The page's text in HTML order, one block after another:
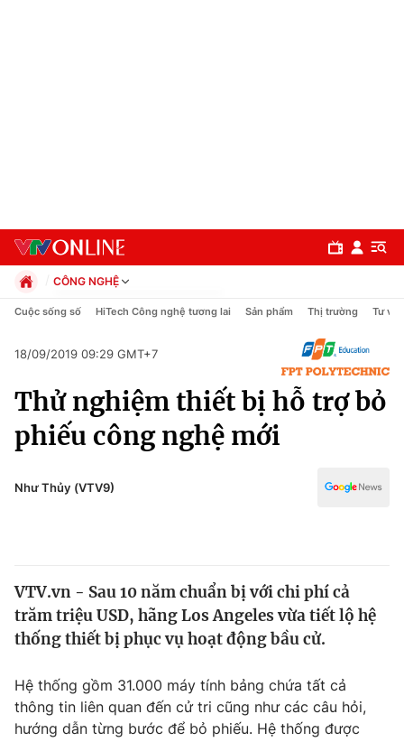
Chính trị
Thế giới
Thế giới đó đây
Câu chuyện quốc tế
Tài chính
Dữ liệu và đời sống
CÔNG NGHỆ
Chính trị
Pháp luật
Thể thao
Truyền hình
Văn hóa - Giải trí
Đời sống
Cuộc sống số HiTech Công nghệ tương lai Sản phẩm Thị trường Tư vấn
18/09/2019 09:29 GMT+7
Thử nghiệm thiết bị hỗ trợ bỏ
phiếu công nghệ mới
Như Thủy (VTV9)
VTV.vn - Sau 10 năm chuẩn bị với chi phí cả
trăm triệu USD, hãng Los Angeles vừa tiết lộ hệ
thống thiết bị phục vụ hoạt động bầu cử.
Hệ thống gồm 31.000 máy tính bảng chứa tất cả
thông tin liên quan đến cử tri cũng như các câu hỏi,
hướng dẫn từng bước để bỏ phiếu. Hệ thống được